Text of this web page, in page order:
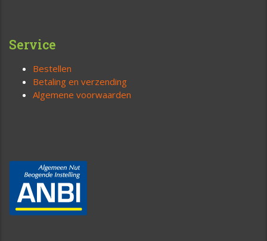
Service
Bestellen
Betaling en verzending
Algemene voorwaarden